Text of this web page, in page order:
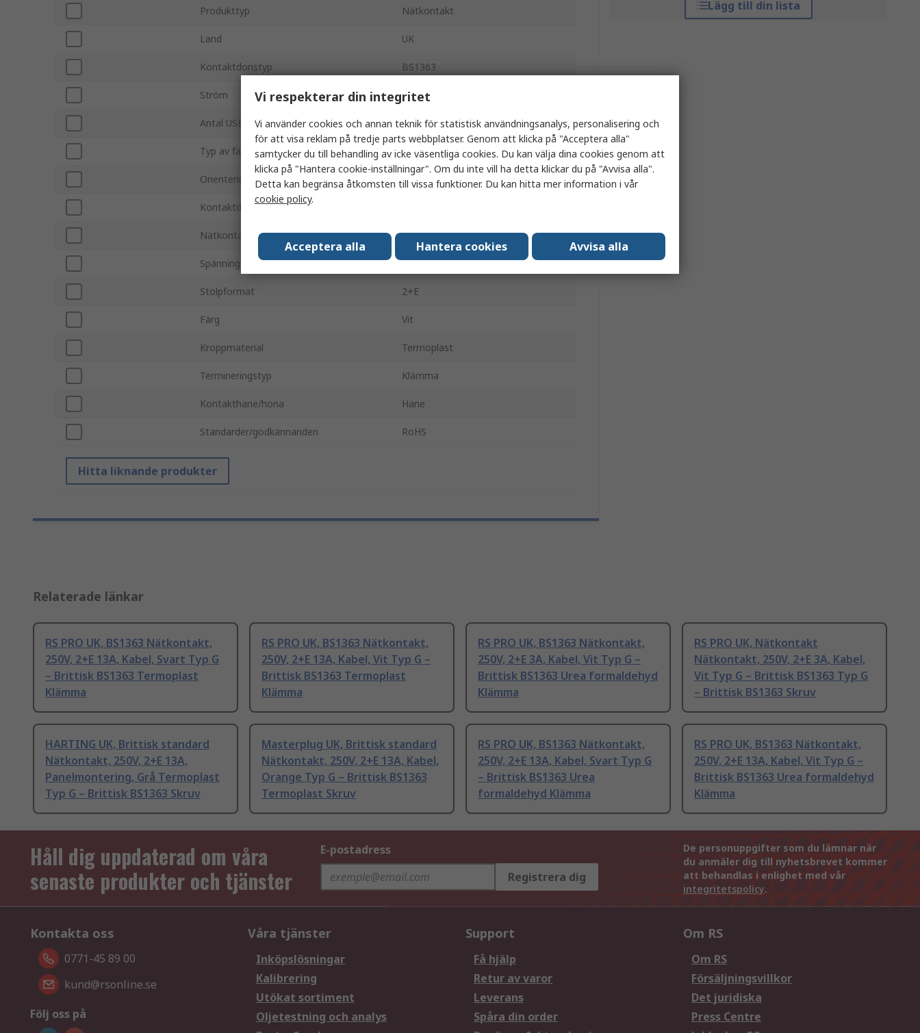
Lägg till din lista
Produkttyp Nätkontakt
Land UK
Kontaktdonstyp BS1363
Ström 3A
Antal USB-portar 0
Typ av fäste Kabel
Orientering Högervinklad
Kontaktdon hane/hona
Nätkontakttyp Typ G – Brittisk BS1363
Spänning 250V
Stolpformat 2+E
Färg Vit
Kroppmaterial Termoplast
Termineringstyp Klämma
Kontakthane/hona Hane
Standarder/godkännanden RoHS
Hitta liknande produkter
Relaterade länkar
RS PRO UK, BS1363 Nätkontakt,
250V, 2+E 13A, Kabel, Svart Typ G
– Brittisk BS1363 Termoplast
Klämma
RS PRO UK, BS1363 Nätkontakt,
250V, 2+E 13A, Kabel, Vit Typ G –
Brittisk BS1363 Termoplast
Klämma
RS PRO UK, BS1363 Nätkontakt,
250V, 2+E 3A, Kabel, Vit Typ G –
Brittisk BS1363 Urea formaldehyd
Klämma
RS PRO UK, Nätkontakt
Nätkontakt, 250V, 2+E 3A, Kabel,
Vit Typ G – Brittisk BS1363 Typ G
– Brittisk BS1363 Skruv
HARTING UK, Brittisk standard
Nätkontakt, 250V, 2+E 13A,
Panelmontering, Grå Termoplast
Typ G – Brittisk BS1363 Skruv
Masterplug UK, Brittisk standard
Nätkontakt, 250V, 2+E 13A, Kabel,
Orange Typ G – Brittisk BS1363
Termoplast Skruv
RS PRO UK, BS1363 Nätkontakt,
250V, 2+E 13A, Kabel, Svart Typ G
– Brittisk BS1363 Urea
formaldehyd Klämma
RS PRO UK, BS1363 Nätkontakt,
250V, 2+E 13A, Kabel, Vit Typ G –
Brittisk BS1363 Urea formaldehyd
Klämma
Håll dig uppdaterad om våra
senaste produkter och tjänster
E-postadress
Registrera dig
De personuppgifter som du lämnar när
du anmäler dig till nyhetsbrevet kommer
att behandlas i enlighet med vår
integritetspolicy.
Kontakta oss
0771-45 89 00
kund@rsonline.se
Följ oss på
Våra tjänster
Inköpslösningar
Kalibrering
Utökat sortiment
Oljetestning och analys
Support
Få hjälp
Retur av varor
Leverans
Spåra din order
Om RS
Om RS
Försäljningsvillkor
Det juridiska
Press Centre
Vi respekterar din integritet
Vi använder cookies och annan teknik för statistisk användningsanalys, personalisering och
för att visa reklam på tredje parts webbplatser. Genom att klicka på "Acceptera alla"
samtycker du till behandling av icke väsentliga cookies. Du kan välja dina cookies genom att
klicka på "Hantera cookie-inställningar". Om du inte vill ha detta klickar du på "Avvisa alla".
Detta kan begränsa åtkomsten till vissa funktioner. Du kan hitta mer information i vår
cookie policy.
Acceptera alla Hantera cookies Avvisa alla